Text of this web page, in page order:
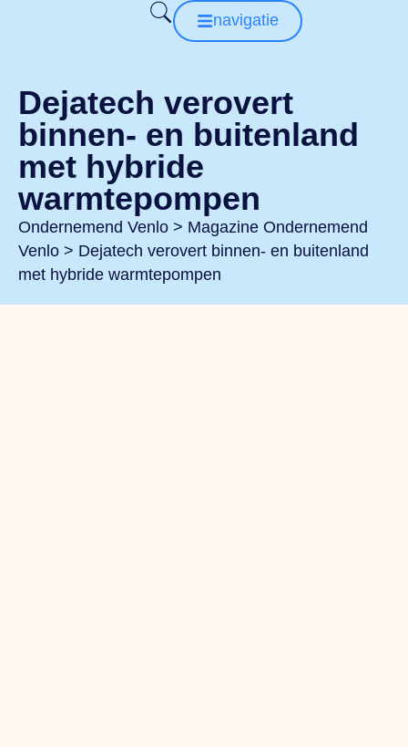
navigatie
Dejatech verovert
binnen- en buitenland
met hybride
warmtepompen
Ondernemend Venlo > Magazine Ondernemend
Venlo > Dejatech verovert binnen- en buitenland
met hybride warmtepompen